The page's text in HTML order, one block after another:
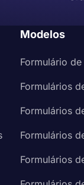
Modelos
Formulário
Formulários
Formulários
Formulários
Formulários